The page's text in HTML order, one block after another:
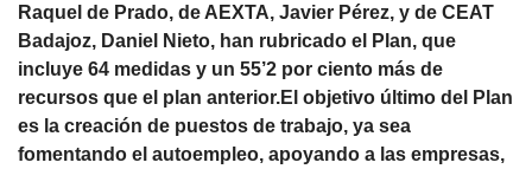
Raquel de Prado, de AEXTA, Javier Pérez, y de CEAT
Badajoz, Daniel Nieto, han rubricado el Plan, que
incluye 64 medidas y un 55’2 por ciento más de
recursos que el plan anterior.El objetivo último del Plan
es la creación de puestos de trabajo, ya sea
fomentando el autoempleo, apoyando a las empresas,